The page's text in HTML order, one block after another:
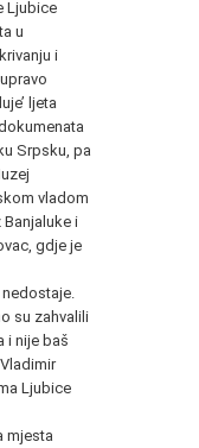
Ljubice
u
i
ljeta
Srpsku, pa
vladom
i
gdje je
su zahvalili
i nije baš
Ljubice
mjesta